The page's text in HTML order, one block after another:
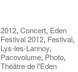
2012, Concert, Eden
Festival 2012, Festival,
Lys-les-Lannoy,
Pacovolume, Photo,
Théâtre de l'Eden